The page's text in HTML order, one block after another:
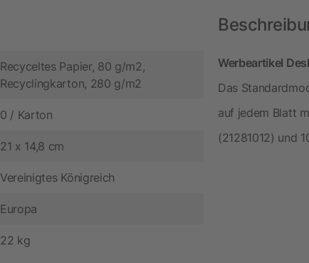
Recyceltes Papier, 80 g/m2,
Recyclingkarton, 280 g/m2
0 / Karton
21 x 14,8 cm
Vereinigtes Königreich
Europa
22 kg
Werbeartikel
Das
auf jedem Blatt
(21281012) und